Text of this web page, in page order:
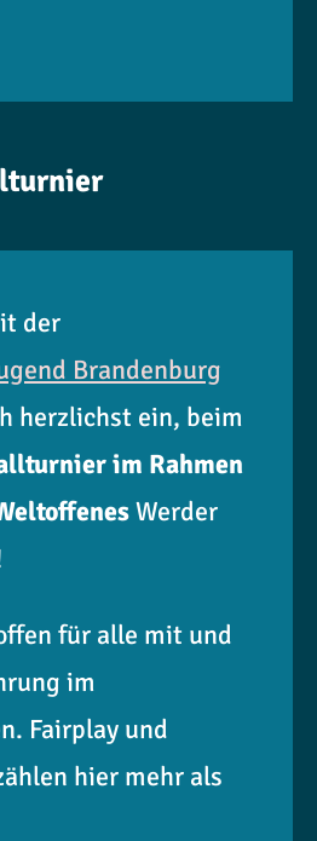
der
Brandenburg
herzlichst ein, beim
im Rahmen
Werder
für alle mit und
im
Fairplay und
hier mehr als